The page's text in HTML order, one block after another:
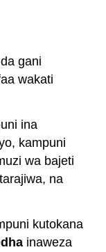
gani
wakati
ina
kampuni
wa bajeti
na
kutokana
inaweza